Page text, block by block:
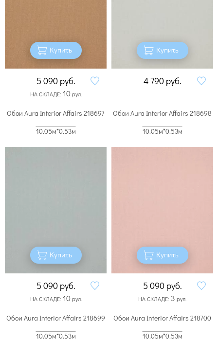
Купить
5 090 руб.
НА СКЛАДЕ: 10рул.
Купить
4 790 руб.
Обои Aura Interior Affairs 218697
10.05м*0.53м
Купить
5 090 руб.
НА СКЛАДЕ: 10рул.
Обои Aura Interior Affairs 218698
10.05м*0.53м
Купить
5 090 руб.
НА СКЛАДЕ: 3 рул.
Обои Aura Interior Affairs 218699
10.05м*0.53м
Обои Aura Interior Affairs 218700
10.05м*0.53м